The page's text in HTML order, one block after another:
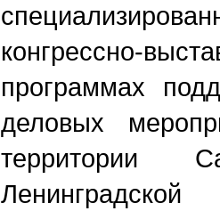
конгрессно-
программах
деловых
территории